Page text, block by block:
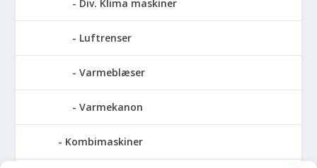
Div. Klima maskiner
Luftrenser
Varmeblæser
Varmekanon
Kombimaskiner